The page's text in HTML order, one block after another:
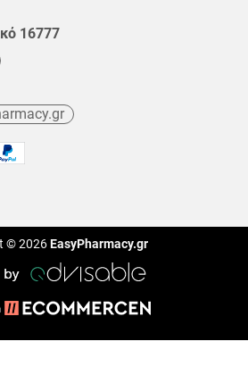
16777
© 2026EasyPharmacy.gr